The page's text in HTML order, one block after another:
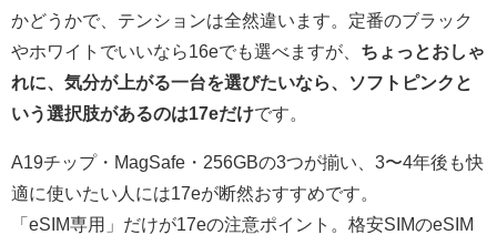
かどうかで、テンションは全然違います。定番のブラック
やホワイトでいいなら16eでも選べますが、 ちょっとおしゃ
れに、気分が上がる一台を選びたいなら、ソフトピンクと
いう選択肢があるのは17eだけです。
A19チップ・MagSafe・256GBの3つが揃い、3〜4年後も快
適に使いたい人には17eが断然おすすめです。
「eSIM専用」だけが17eの注意ポイント。格安SIMのeSIM